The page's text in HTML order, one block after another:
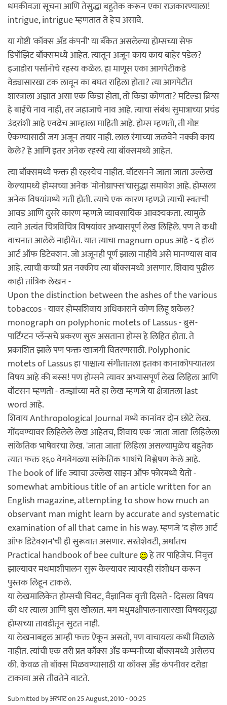
धमकीवजा सूचना आणि तेसुद्धा बहुतेक करून एका राजकारण्याला!
intrigue, intrigue म्हणतात ते हेच असावे.
या गोष्टी 'कॉक्स अँड कंपनी' या बँकेत असलेल्या होम्सच्या सेफ
डिपॉझिट बॉक्समध्ये आहेत. त्यातून अजून काय काय बाहेर पडेल?
इजाडोरा पर्सानोचे रहस्य कळेल. हा माणूस एका आगपेटीकडे
वेड्यासारखा टक लावून का बघत राहिला होता? त्या आगपेटीत
शास्त्राला अज्ञात असा एक किडा होता, तो किडा कोणता? मटिल्डा ब्रिग्स
हे बाईचे नाव नाही, तर जहाजाचे नाव आहे. त्याचा संबंध सुमात्राच्या प्रचंड
उंदरांशी आहे एवढेच आम्हाला माहिती आहे. होम्स म्हणतो, ती गोष्ट
ऐकण्यासाठी जग अजून तयार नाही. लाल रंगाच्या जळवेने नक्की काय
केले? हे आणि इतर अनेक रहस्ये त्या बॉक्समध्ये आहेत.
त्या बॉक्समध्ये फक्त ही रहस्येच नाहीत. वॉटसनने जाता जाता उल्लेख
केल्यामध्ये होम्सच्या अनेक 'मोनोग्राफ्स'चासुद्धा समावेश आहे. होम्सला
अनेक विषयांमध्ये गती होती. त्याचे एक कारण म्हणजे त्याची स्वतःची
आवड आणि दुसरे कारण म्हणजे व्यावसायिक आवश्यकता. त्यामुळे
त्याने अत्यंत चित्रविचित्र विषयांवर अभ्यासपूर्ण लेख लिहिले. पण ते कधी
वाचनात आलेले नाहीयेत. यात त्याचा magnum opus आहे - द होल
आर्ट ऑफ डिटेक्शन. जो अजूनही पूर्ण झाला नाहीये असे मानण्यास वाव
आहे. त्याची कच्ची प्रत नक्कीच त्या बॉक्समध्ये असणार. शिवाय पुढील
काही तांत्रिक लेखन -
Upon the distinction between the ashes of the various
tobaccos - यावर होम्सशिवाय अधिकाराने कोण लिहू शकेल?
monograph on polyphonic motets of Lassus - ब्रुस-
पार्टिंग्टन प्लॅन्सचे प्रकरण सुरु असताना होम्स हे लिहित होता. ते
प्रकाशित झाले पण फक्त खाजगी वितरणसाठी. Polyphonic
motets of Lassus हा पाश्चात्य संगीतातला इतका कानाकोपर्‍यातला
विषय आहे की बस्स! पण होम्सने त्यावर अभ्यासपूर्ण लेख लिहिला आणि
वॉटसन म्हणतो - तज्ज्ञांच्या मते हा लेख म्हणजे या क्षेत्रातला last
word आहे.
शिवाय Anthropological Journal मध्ये कानांवर दोन छोटे लेख.
गोंदवण्यावर लिहिलेले लेख आहेतच, शिवाय एक 'जाता जाता' लिहिलेला
सांकेतिक भाषेवरचा लेख. 'जाता जाता' लिहिला असल्यामुळेच बहुतेक
त्यात फक्त १६० वेगवेगळ्या सांकेतिक भाषांचे विश्लेषण केले आहे.
The book of life ज्याचा उल्लेख साइन ऑफ फोरमध्ये येतो -
somewhat ambitious title of an article written for an
English magazine, attempting to show how much an
observant man might learn by accurate and systematic
examination of all that came in his way. म्हणजे 'द होल आर्ट
ऑफ डिटेक्शन'ची ही सुरूवात असणार. सरतेशेवटी, अर्थातच
Practical handbook of bee culture
हे तर पाहिजेच. निवृत्त
झाल्यावर मधमाशीपालन सुरू केल्यावर त्यावरही संशोधन करून
पुस्तक लिहून टाकले.
या लेखमालिकेत होम्सची चिवट, वैज्ञानिक वृत्ती दिसते - दिसला विषय
की धर त्याला आणि घुस खोलात. मग मधुमक्षीपालनासारखा विषयसुद्धा
होम्सच्या तावडीतून सुटत नाही.
या लेखनाबद्दल आम्ही फक्त ऐकून असतो, पण वाचायला कधी मिळाले
नाहीत. त्यांची एक तरी प्रत कॉक्स अँड कम्पनीच्या बॉक्समध्ये असेलच
की. केवळ तो बॉक्स मिळवण्यासाठी या कॉक्स अँड कंपनीवर दरोडा
टाकावा असे तीव्रतेने वाटते.
Submitted byअरभाटon 25 August, 2010 - 00:25